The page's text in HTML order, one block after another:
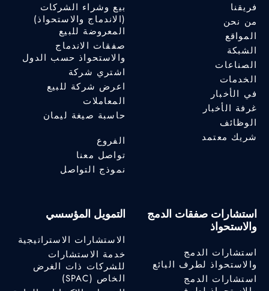
فريقنا
من نحن
المواقع
الشبكة
الصناعات
الخدمات
في الأخبار
غرفة الأخبار
الوظائف
شريك معتمد
بيع وشراء الشركات
(الاندماج والاستحواذ)
المعروضة للبيع
صفقات الاندماج
والاستحواذ حسب الدول
اشتري شركة
اعرض شركة للبيع
المعاملات
حاسبة صيغة ليمان
الفروع
تواصل معنا
نموذج التواصل
استشارات صفقات الدمج
والاستحواذ
استشارات الدمج
والاستحواذ لطرف البائع
استشارات الدمج
التمويل المؤسسي
الاستشارات الاستراتيجية
خدمة الاستشارات
للشركات ذات الغرض
الخاص (SPAC)